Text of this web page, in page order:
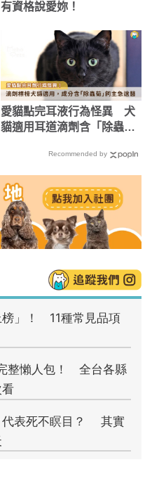
有資格說愛妳！
愛貓點完耳液行為怪異 犬
貓適用耳道滴劑含「除蟲
Recommended by